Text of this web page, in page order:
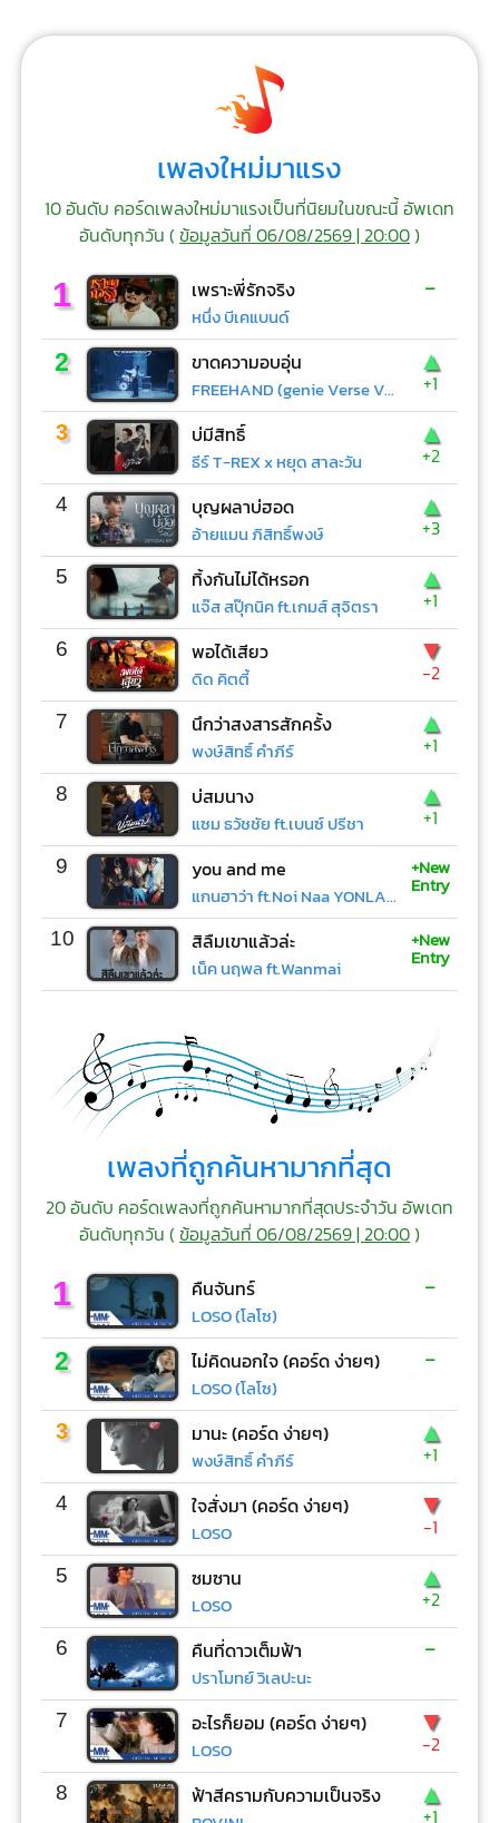
เพลงใหม่มาแรง
10 อันดับ คอร์ดเพลงใหม่มาแรงเป็นที่นิยมในขณะนี้ อัพเดท
อันดับทุกวัน (ข้อมูลวันที่ 06/08/2569 | 20:00)
1 เพราะพี่รักจริง
หนึ่ง บีเคแบนด์
-
2 ขาดความอบอุ่น
FREEHAND (genie Verse Vol.1)
▲
+1
3 บ่มีสิทธิ์
ธีร์ T-REX x หยุด สาละวัน
▲
+2
4 บุญผลาบ่ฮอด
อ้ายแมน ภิสิทธิ์พงษ์
▲
+3
5 ทิ้งกันไม่ได้หรอก
แจ๊ส สปุ๊กนิค ft.เกมส์ สุจิตรา
▲
+1
6 พอได้เสียว
ดิด คิตตี้
▼
-2
7 นึกว่าสงสารสักครั้ง
พงษ์สิทธิ์ คำภีร์
▲
+1
8 บ่สมนาง
แซม ธวัชชัย ft.เบนซ์ ปรีชา
▲
+1
9 you and me
แกนฮาว่า ft.Noi Naa YONLAPA
+New
Entry
10 สิลืมเขาแล้วล่ะ
เน็ค นฤพล ft.Wanmai
+New
Entry
เพลงที่ถูกค้นหามากที่สุด
20 อันดับ คอร์ดเพลงที่ถูกค้นหามากที่สุดประจำวัน อัพเดท
อันดับทุกวัน (ข้อมูลวันที่ 06/08/2569 | 20:00)
1 คืนจันทร์
LOSO (โลโซ)
-
2 ไม่คิดนอกใจ (คอร์ด ง่ายๆ)
LOSO (โลโซ)
-
3 มานะ (คอร์ด ง่ายๆ)
พงษ์สิทธิ์ คำภีร์
▲
+1
4 ใจสั่งมา (คอร์ด ง่ายๆ)
LOSO
▼
-1
5 ซมซาน
LOSO
▲
+2
6 คืนที่ดาวเต็มฟ้า
ปราโมทย์ วิเลปะนะ
-
7 อะไรก็ยอม (คอร์ด ง่ายๆ)
LOSO
▼
-2
8 ฟ้าสีครามกับความเป็นจริง ▲
+1